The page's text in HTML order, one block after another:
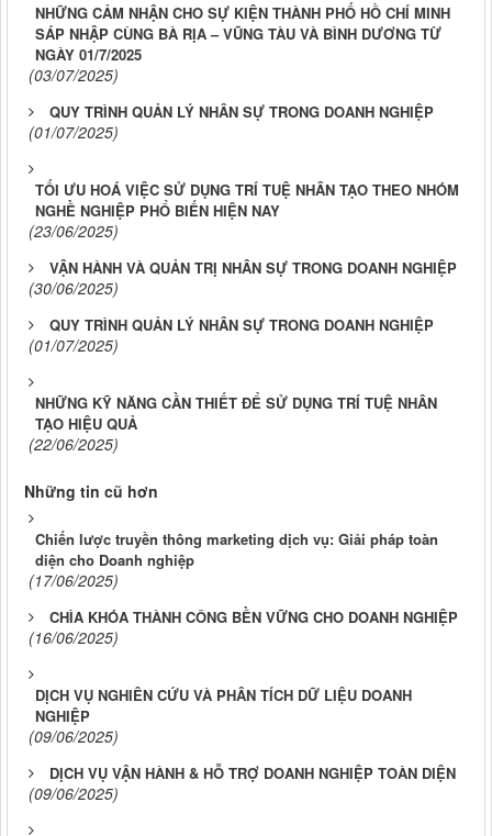
NHỮNG CẢM NHẬN CHO SỰ KIỆN THÀNH PHỐ HỒ CHÍ MINH
SÁP NHẬP CÙNG BÀ RỊA – VŨNG TÀU VÀ BÌNH DƯƠNG TỪ
NGÀY 01/7/2025
(03/07/2025)
QUY TRÌNH QUẢN LÝ NHÂN SỰ TRONG DOANH NGHIỆP
(01/07/2025)
TỐI ƯU HOÁ VIỆC SỬ DỤNG TRÍ TUỆ NHÂN TẠO THEO NHÓM
NGHỀ NGHIỆP PHỔ BIẾN HIỆN NAY
(23/06/2025)
VẬN HÀNH VÀ QUẢN TRỊ NHÂN SỰ TRONG DOANH NGHIỆP
(30/06/2025)
QUY TRÌNH QUẢN LÝ NHÂN SỰ TRONG DOANH NGHIỆP
(01/07/2025)
NHỮNG KỸ NĂNG CẦN THIẾT ĐỂ SỬ DỤNG TRÍ TUỆ NHÂN
TẠO HIỆU QUẢ
(22/06/2025)
Những tin cũ hơn
Chiến lược truyền thông marketing dịch vụ: Giải pháp toàn
diện cho Doanh nghiệp
(17/06/2025)
CHÌA KHÓA THÀNH CÔNG BỀN VỮNG CHO DOANH NGHIỆP
(16/06/2025)
DỊCH VỤ NGHIÊN CỨU VÀ PHÂN TÍCH DỮ LIỆU DOANH
NGHIỆP
(09/06/2025)
DỊCH VỤ VẬN HÀNH & HỖ TRỢ DOANH NGHIỆP TOÀN DIỆN
(09/06/2025)